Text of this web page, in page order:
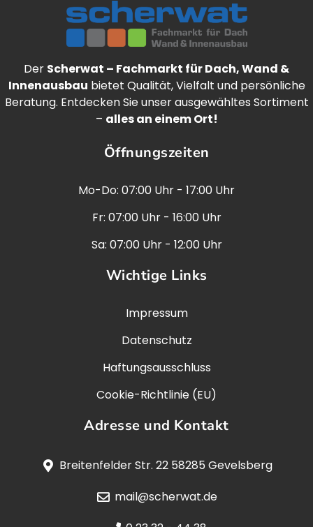
Der Scherwat – Fachmarkt für Dach, Wand &
Innenausbau bietet Qualität, Vielfalt und persönliche
Beratung. Entdecken Sie unser ausgewähltes Sortiment
– alles an einem Ort!
Öffnungszeiten
Mo-Do: 07:00 Uhr - 17:00 Uhr
Fr: 07:00 Uhr - 16:00 Uhr
Sa: 07:00 Uhr - 12:00 Uhr
Wichtige Links
Impressum
Datenschutz
Haftungsausschluss
Cookie-Richtlinie (EU)
Adresse und Kontakt
Breitenfelder Str. 22 58285 Gevelsberg
mail@scherwat.de